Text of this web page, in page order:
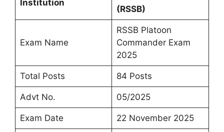
Institution
(RSSB)
Exam Name
RSSB Platoon
Commander Exam
2025
Total Posts 84 Posts
Advt No. 05/2025
Exam Date 22 November 2025